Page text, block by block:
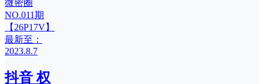
抖音 权